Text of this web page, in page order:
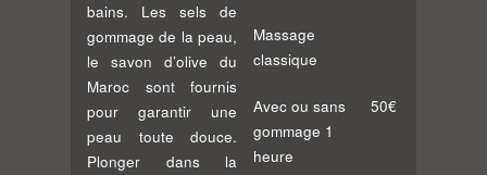
bains. Les sels de
gommage de la peau,
le savon d’olive du
Maroc sont fournis
pour garantir une
peau toute douce.
Plonger dans la
Massage
classique
Avec ou sans
gommage 1
heure
50€